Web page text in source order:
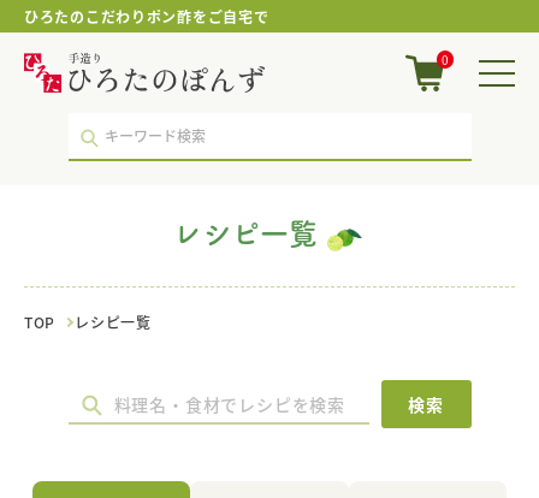
ひろたのこだわりポン酢をご自宅で
小
レ
覧
ポ
ゆ・
国
0
レシピ一覧
TOP レシピ一覧
検索